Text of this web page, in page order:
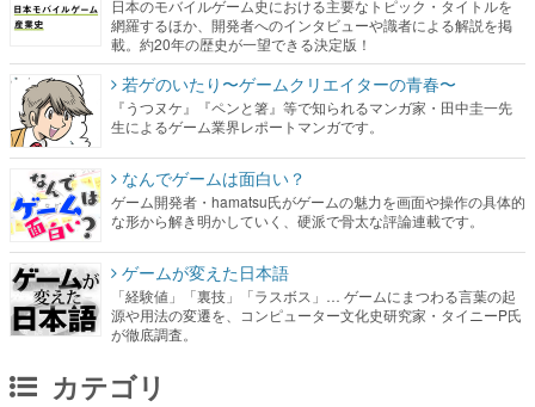
日本のモバイルゲーム史における主要なトピック・タイトルを
網羅するほか、開発者へのインタビューや識者による解説を掲
載。約20年の歴史が一望できる決定版！
若ゲのいたり〜ゲームクリエイターの青春〜
『うつヌケ』『ペンと箸』等で知られるマンガ家・田中圭一先
生によるゲーム業界レポートマンガです。
なんでゲームは面白い？
ゲーム開発者・hamatsu氏がゲームの魅力を画面や操作の具体的
な形から解き明かしていく、硬派で骨太な評論連載です。
ゲームが変えた日本語
「経験値」「裏技」「ラスボス」… ゲームにまつわる言葉の起
源や用法の変遷を、コンピューター文化史研究家・タイニーP氏
が徹底調査。
カテゴリ